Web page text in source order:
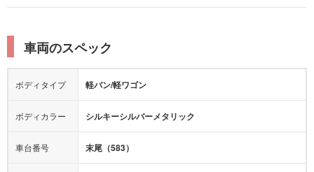
ルーフレール
エアロパーツ
ローダウン
シートヒーター
カーナビ：-
レーンキープアシスト
横滑り防止装置
衝突被害軽減プレーキ
カメラ：-
エアバッグ：
ダブルエアバッグ
衝撃緩和ヘッドレスト
車両のスペック
ボディタイプ 軽バン/軽ワゴン
ボディカラー シルキーシルバーメタリック
車台番号 末尾（583）